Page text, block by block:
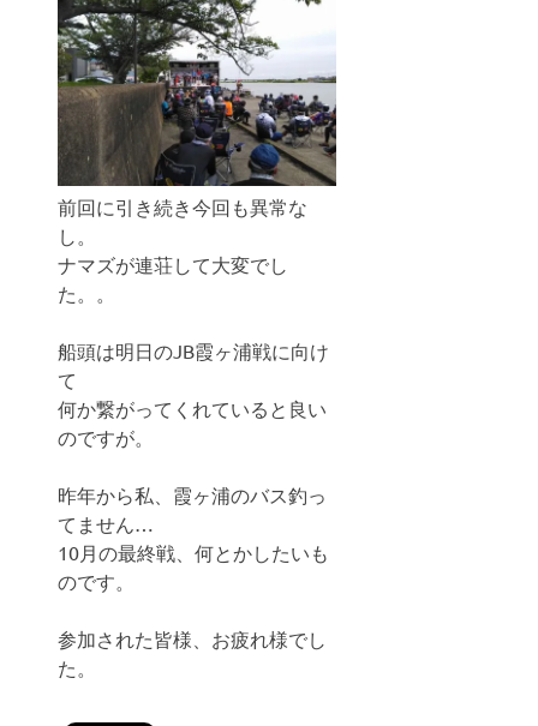
前回に引き続き今回も異常な
し。
ナマズが連荘して大変でし
た。。
船頭は明日のJB霞ヶ浦戦に向け
て
何か繋がってくれていると良い
のですが。
昨年から私、霞ヶ浦のバス釣っ
てません…
10月の最終戦、何とかしたいも
のです。
参加された皆様、お疲れ様でし
た。